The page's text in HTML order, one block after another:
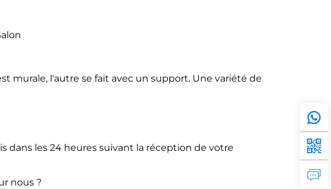
murale, l'autre se fait avec un support. Une variété de
dans les 24 heures suivant la réception de votre
nous ?